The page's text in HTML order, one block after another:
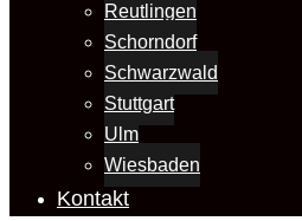
Reutlingen
Schorndorf
Schwarzwald
Stuttgart
Ulm
Wiesbaden
Kontakt